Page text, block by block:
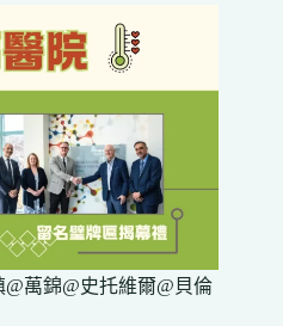
萬錦@史托維爾@貝倫